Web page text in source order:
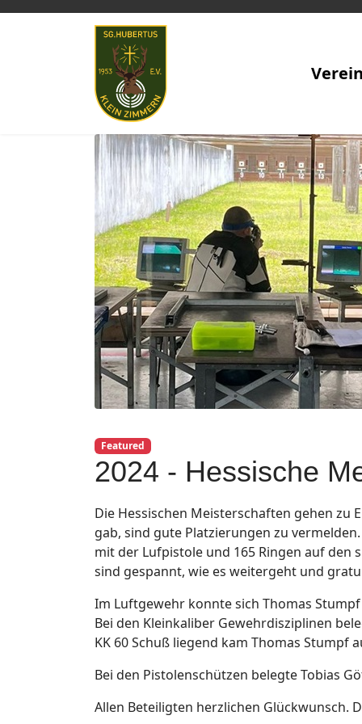
Featured
2024 - Hessische
Die Hessischen Meisterschaften gehen zu
gab, sind gute Platzierungen zu
mit der Lufpistole und 165 Ringen auf den
sind gespannt, wie es weitergeht und
Im Luftgewehr konnte sich Thomas
Bei den Kleinkaliber Gewehrdisziplinen
KK 60 Schuß liegend kam Thomas Stumpf
Bei den Pistolenschützen belegte Tobias
Allen Beteiligten herzlichen Glückwunsch.